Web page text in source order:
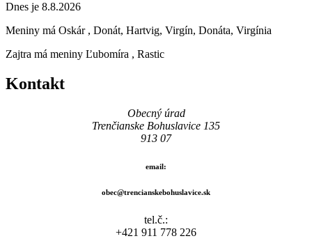
Dnes je 8.8.2026
Meniny má Oskár , Donát, Hartvig, Virgín, Donáta, Virgínia
Zajtra má meniny Ľubomíra , Rastic
Kontakt
Obecný úrad
Trenčianske Bohuslavice 135
913 07
email:
obec@trencianskebohuslavice.sk
tel.č.:
+421 911 778 226